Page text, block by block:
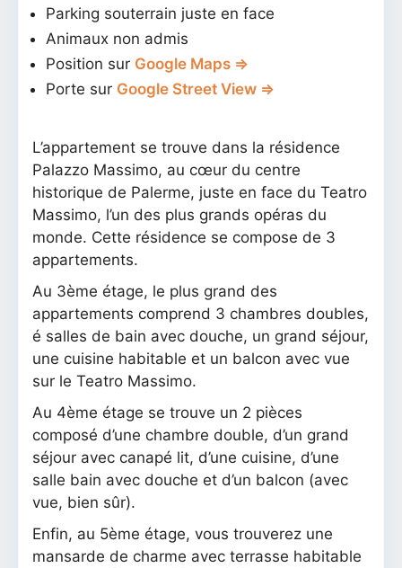
Parking souterrain juste en face
Animaux non admis
Position sur Google Maps ⇒
Porte sur Google Street View ⇒
L’appartement se trouve dans la résidence
Palazzo Massimo, au cœur du centre
historique de Palerme, juste en face du Teatro
Massimo, l’un des plus grands opéras du
monde. Cette résidence se compose de 3
appartements.
Au 3ème étage, le plus grand des
appartements comprend 3 chambres doubles,
é salles de bain avec douche, un grand séjour,
une cuisine habitable et un balcon avec vue
sur le Teatro Massimo.
Au 4ème étage se trouve un 2 pièces
composé d’une chambre double, d’un grand
séjour avec canapé lit, d’une cuisine, d’une
salle bain avec douche et d’un balcon (avec
vue, bien sûr).
Enfin, au 5ème étage, vous trouverez une
mansarde de charme avec terrasse habitable